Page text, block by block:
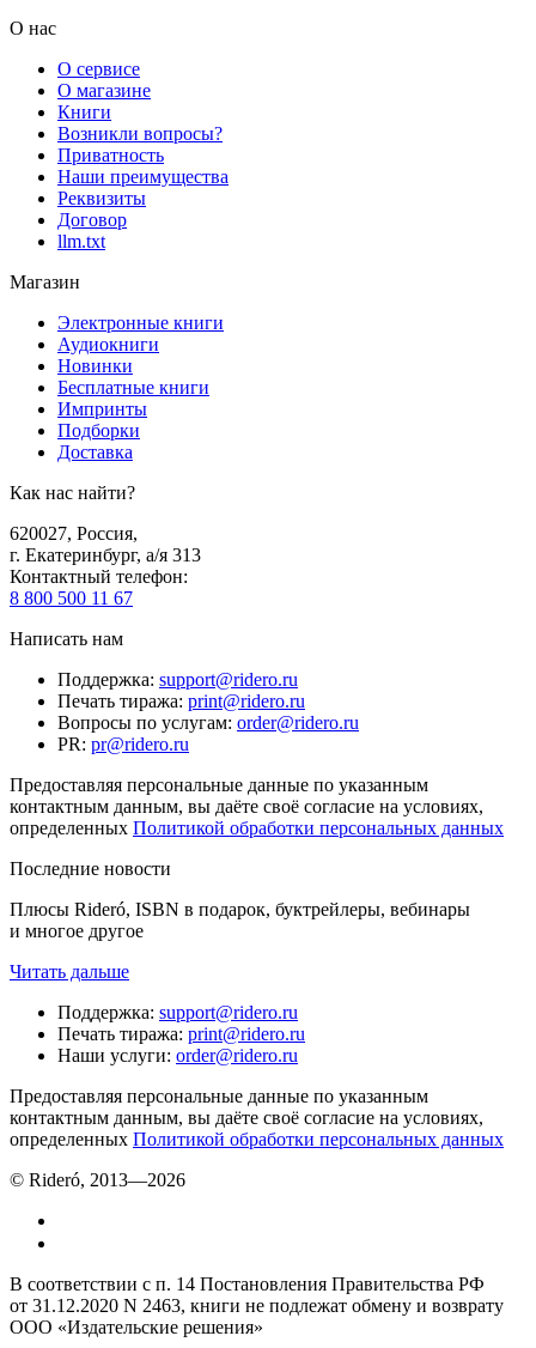
О нас
О сервисе
О магазине
Книги
Возникли вопросы?
Приватность
Наши преимущества
Реквизиты
Договор
llm.txt
Магазин
Электронные книги
Аудиокниги
Новинки
Бесплатные книги
Импринты
Подборки
Доставка
Как нас найти?
620027, Россия,
г. Екатеринбург, а/я 313
Контактный телефон:
8 800 500 11 67
Написать нам
Поддержка: support@ridero.ru
Печать тиража: print@ridero.ru
Вопросы по услугам: order@ridero.ru
PR: pr@ridero.ru
Предоставляя персональные данные по указанным
контактным данным, вы даёте своё согласие на условиях,
определенных Политикой обработки персональных данных
Последние новости
Плюсы Rideró, ISBN в подарок, буктрейлеры, вебинары
и многое другое
Читать дальше
Поддержка: support@ridero.ru
Печать тиража: print@ridero.ru
Наши услуги: order@ridero.ru
Предоставляя персональные данные по указанным
контактным данным, вы даёте своё согласие на условиях,
определенных Политикой обработки персональных данных
© Rideró, 2013—2026
В соответствии с п. 14 Постановления Правительства РФ
от 31.12.2020 N 2463, книги не подлежат обмену и возврату
ООО «Издательские решения»